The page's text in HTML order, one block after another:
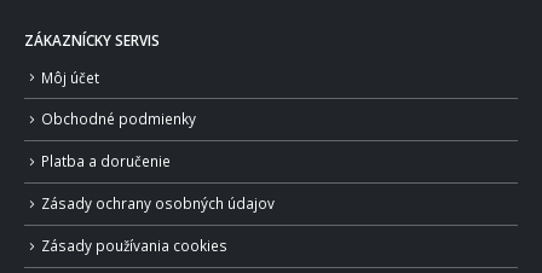
ZÁKAZNÍCKY SERVIS
Môj účet
Obchodné podmienky
Platba a doručenie
Zásady ochrany osobných údajov
Zásady používania cookies